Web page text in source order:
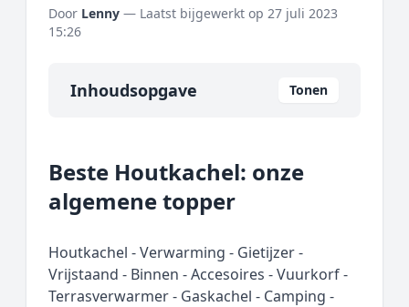
Door Lenny — Laatst bijgewerkt op 27 juli 2023
15:26
Inhoudsopgave Tonen
Onze algemene topper
Prijs topper
Rating topper
Onderzoeksmethode
Beste Houtkachel: onze
algemene topper
Houtkachel - Verwarming - Gietijzer -
Vrijstaand - Binnen - Accesoires - Vuurkorf -
Terrasverwarmer - Gaskachel - Camping -